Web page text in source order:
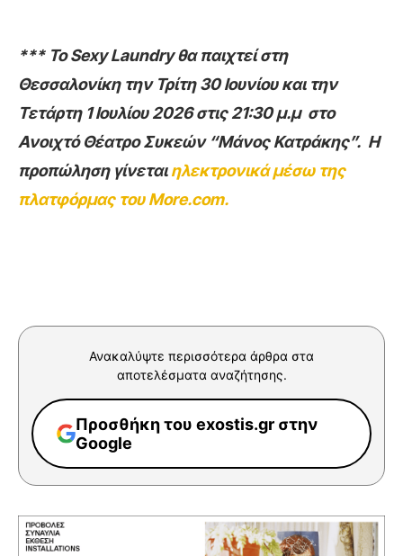
*** Το Sexy Laundry θα παιχτεί στη
Θεσσαλονίκη την Τρίτη 30 Ιουνίου και την
Τετάρτη 1 Ιουλίου 2026 στις 21:30 μ.μ στο
Ανοιχτό Θέατρο Συκεών “Μάνος Κατράκης”. Η
προπώληση γίνεταιηλεκτρονικά μέσω της
πλατφόρμας του More.com.
Ανακαλύψτε περισσότερα άρθρα στα
αποτελέσματα αναζήτησης.
Προσθήκη του exostis.gr στην
Google